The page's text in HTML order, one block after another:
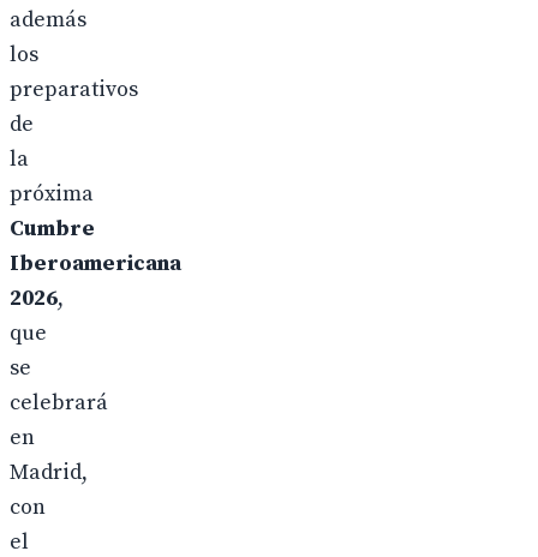
además
los
preparativos
de
la
próxima
Cumbre
Iberoamericana
2026,
que
se
celebrará
en
Madrid,
con
el